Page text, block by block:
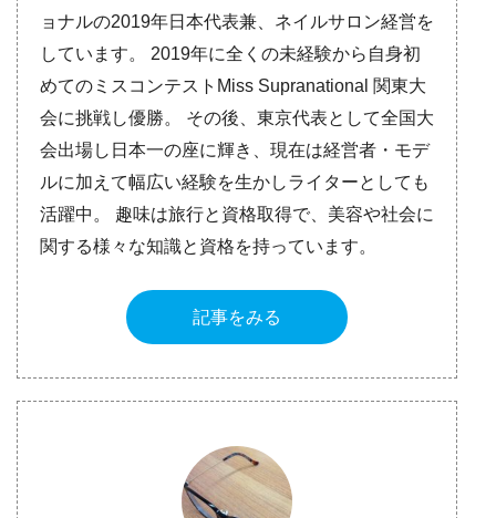
ョナルの2019年日本代表兼、ネイルサロン経営を
しています。 2019年に全くの未経験から自身初
めてのミスコンテストMiss Supranational 関東大
会に挑戦し優勝。 その後、東京代表として全国大
会出場し日本一の座に輝き、現在は経営者・モデ
ルに加えて幅広い経験を生かしライターとしても
活躍中。 趣味は旅行と資格取得で、美容や社会に
関する様々な知識と資格を持っています。
記事をみる